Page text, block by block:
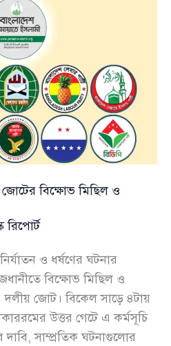
বিক্ষোভ মিছিল ও
রিপোর্ট
ও ধর্ষণের ঘটনার
বিক্ষোভ মিছিল ও
দলীয় জোট। বিকেল সাড়ে ৪টায়
উত্তর গেটে এ কর্মসূচি
সাম্প্রতিক ঘটনাগুলোর